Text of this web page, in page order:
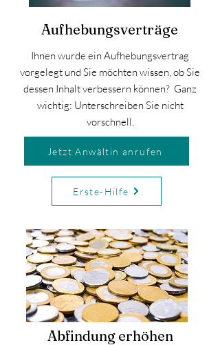
Aufhebungsverträge
Ihnen wurde ein Aufhebungsvertrag
vorgelegt und Sie möchten wissen, ob Sie
dessen Inhalt verbessern können? Ganz
wichtig: Unterschreiben Sie nicht
vorschnell.
Jetzt Anwältin anrufen
Erste-Hilfe
Abfindung erhöhen